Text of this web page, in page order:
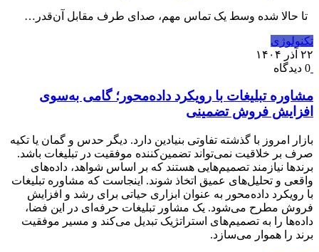
تا حالا شده وسط یک تماس مهم، صدای طرف مقابل آن‌قدر…
تکنولوژی
۲۲ آذر ۱۴۰۴
0 دیدگاه
مشاوره تبلیغات با رویکرد داده‌محور؛ گامی به‌سوی
افزایش فروش تضمینی
بازار امروز با گذشته تفاوتی بنیادین دارد. دیگر حدس و گمان یا تکیه
صرف بر خلاقیت نمی‌تواند تضمین‌کننده موفقیت در تبلیغات باشد.
برندها نیازمند تصمیم‌هایی هستند که بر اساس شواهد، داده‌های
واقعی و تحلیل‌های عمیق اتخاذ شوند. اینجاست که مشاوره تبلیغات
با رویکرد داده‌محور به عنوان ابزاری حیاتی برای رشد و افزایش
فروش مطرح می‌شود. یک مشاور تبلیغات حرفه‌ای در این فضا،
داده‌ها را به تصمیم‌های استراتژیک تبدیل می‌کند و مسیر موفقیت
برند را هموار می‌سازد.